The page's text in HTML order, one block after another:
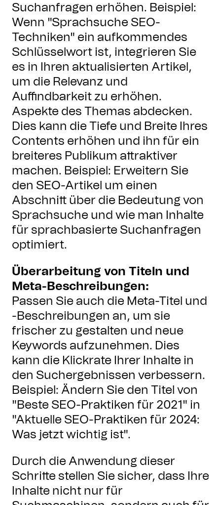
Suchanfragen erhöhen. Beispiel:
Wenn "Sprachsuche SEO-
Techniken" ein aufkommendes
Schlüsselwort ist, integrieren Sie
es in Ihren aktualisierten Artikel,
um die Relevanz und
Auffindbarkeit zu erhöhen.
Aspekte des Themas abdecken.
Dies kann die Tiefe und Breite Ihres
Contents erhöhen und ihn für ein
breiteres Publikum attraktiver
machen. Beispiel: Erweitern Sie
den SEO-Artikel um einen
Abschnitt über die Bedeutung von
Sprachsuche und wie man Inhalte
für sprachbasierte Suchanfragen
optimiert.
Überarbeitung von Titeln und
Meta-Beschreibungen:
Passen Sie auch die Meta-Titel und
-Beschreibungen an, um sie
frischer zu gestalten und neue
Keywords aufzunehmen. Dies
kann die Klickrate Ihrer Inhalte in
den Suchergebnissen verbessern.
Beispiel: Ändern Sie den Titel von
"Beste SEO-Praktiken für 2021" in
"Aktuelle SEO-Praktiken für 2024:
Was jetzt wichtig ist".
Durch die Anwendung dieser
Schritte stellen Sie sicher, dass Ihre
Inhalte nicht nur für